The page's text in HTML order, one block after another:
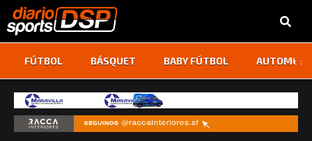
FÚTBOL BÁSQUET BABY FÚTBOL ‹ ›